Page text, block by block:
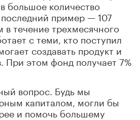
большое количество
пример — 107
в течение трехмесячного
с теми, кто поступил
создавать продукт и
При этом фонд получает 7%
вопрос. Будь мы
капиталом, могли бы
и помочь большему